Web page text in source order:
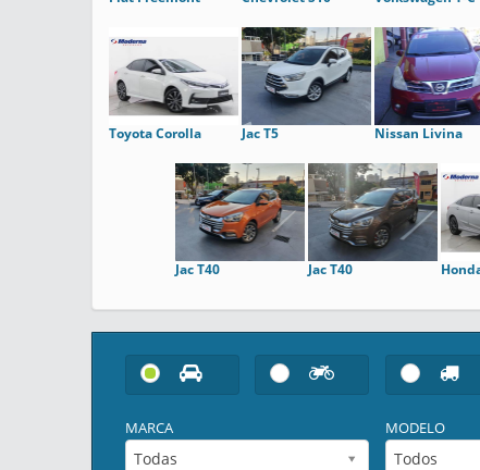
Toyota Corolla Jac T5 Nissan Livina
Jac T40 Jac T40
MARCA
Todas
MODELO
Todos